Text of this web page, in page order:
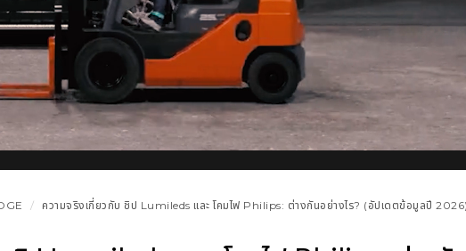
ความจริงเกี่ยวกับ ชิป Lumileds และ โคมไฟ Philips: ต่างกันอย่างไร? (อัปเดตข้อมูลปี